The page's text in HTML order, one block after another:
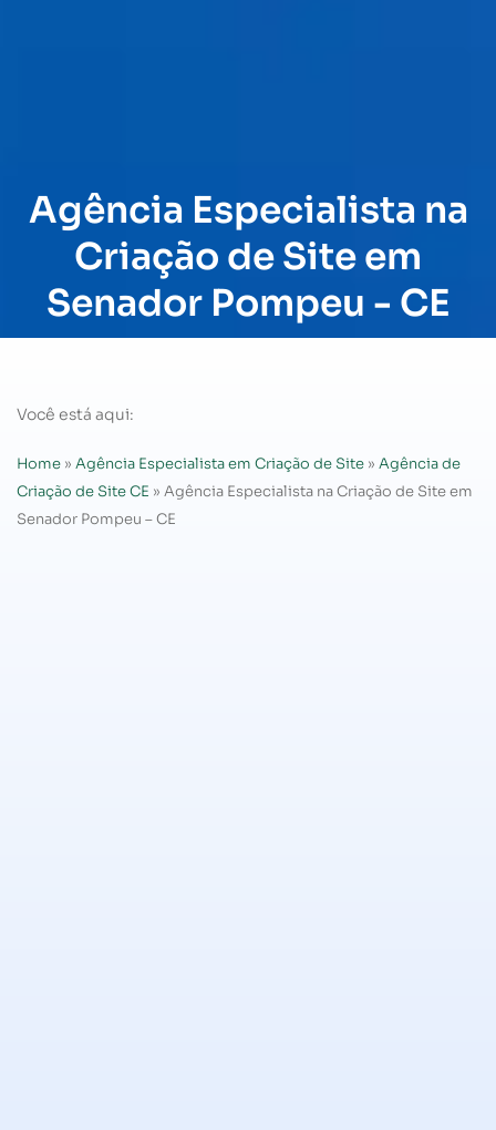
Agência Especialista na
Criação de Site em
Senador Pompeu - CE
Você está aqui:
Home » Agência Especialista em Criação de Site » Agência de
Criação de Site CE » Agência Especialista na Criação de Site em
Senador Pompeu – CE